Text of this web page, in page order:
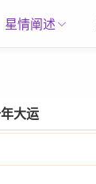
星情阐述
大运